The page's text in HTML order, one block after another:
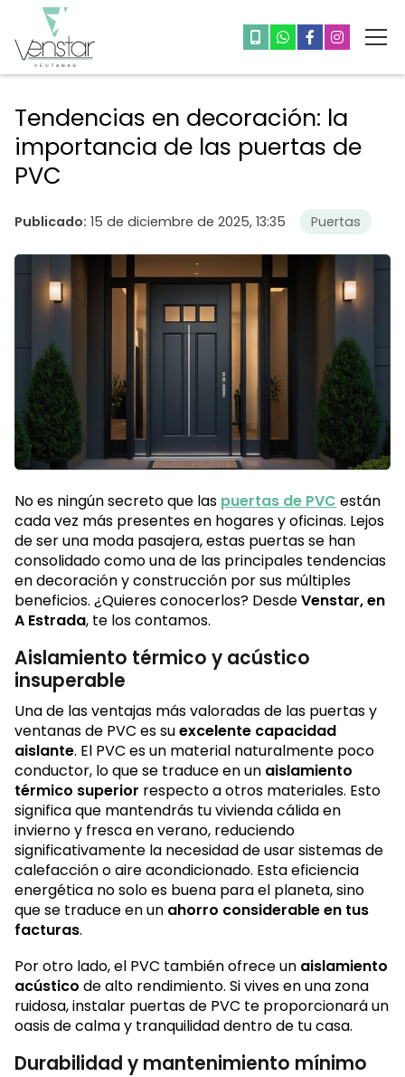
Tendencias en decoración: la
importancia de las puertas de
PVC
Publicado: 15 de diciembre de 2025, 13:35 Puertas
No es ningún secreto que las puertas de PVC están
cada vez más presentes en hogares y oficinas. Lejos
de ser una moda pasajera, estas puertas se han
consolidado como una de las principales tendencias
en decoración y construcción por sus múltiples
beneficios. ¿Quieres conocerlos? DesdeVenstar, en
A Estrada, te los contamos.
Aislamiento térmico y acústico
insuperable
Una de las ventajas más valoradas de las puertas y
ventanas de PVC es suexcelente capacidad
aislante. El PVC es un material naturalmente poco
conductor, lo que se traduce en un aislamiento
térmico superior respecto a otros materiales. Esto
significa que mantendrás tu vivienda cálida en
invierno y fresca en verano, reduciendo
significativamente la necesidad de usar sistemas de
calefacción o aire acondicionado. Esta eficiencia
energética no solo es buena para el planeta, sino
que se traduce en un ahorro considerable en tus
facturas.
Por otro lado, el PVC también ofrece un aislamiento
acústico de alto rendimiento. Si vives en una zona
ruidosa, instalar puertas de PVC te proporcionará un
oasis de calma y tranquilidad dentro de tu casa.
Durabilidad y mantenimiento mínimo